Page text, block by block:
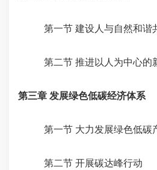
第一节 建设人与自然和谐
第二节 推进以人为中心的
第三章 发展绿色低碳经济体系
第一节 大力发展绿色低碳
第二节 开展碳达峰行动